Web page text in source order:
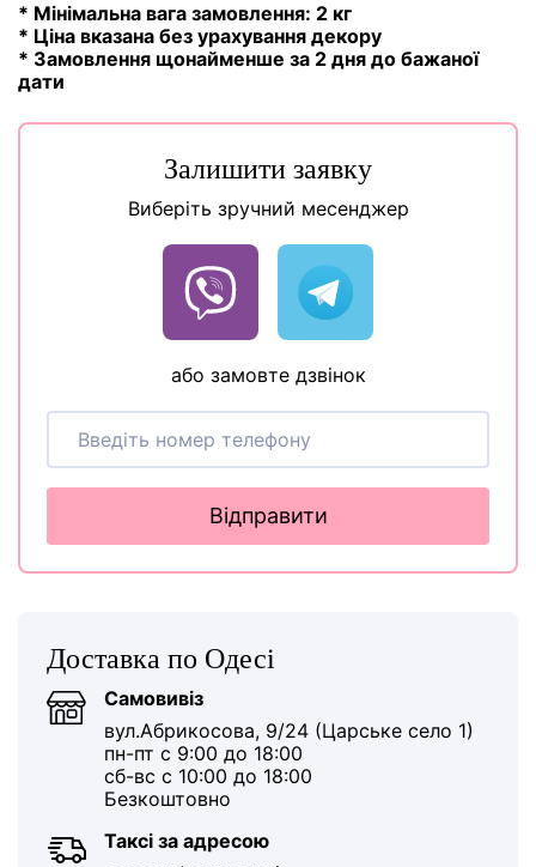
* Мінімальна вага замовлення: 2 кг
* Ціна вказана без урахування декору
* Замовлення щонайменше за 2 дня до бажаної
дати
Залишити заявку
Виберіть зручний месенджер
або замовте дзвінок
Відправити
Доставка по Одесі
Самовивіз
вул.Абрикосова, 9/24 (Царське село 1)
пн-пт с 9:00 до 18:00
сб-вс с 10:00 до 18:00
Безкоштовно
Таксі за адресою